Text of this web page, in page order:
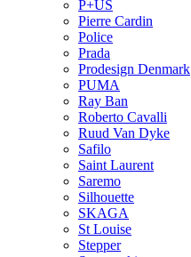
P+US
Pierre Cardin
Police
Prada
Prodesign Denmark
PUMA
Ray Ban
Roberto Cavalli
Ruud Van Dyke
Safilo
Saint Laurent
Saremo
Silhouette
SKAGA
St Louise
Stepper